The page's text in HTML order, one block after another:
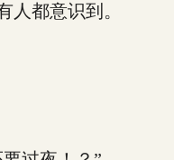
都意识到。